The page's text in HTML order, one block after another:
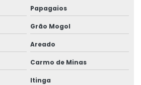
aço
de grau alimentício
para usina hidrelétrica
Papagaios
Grão Mogol
Areado
Carmo de Minas
Itinga